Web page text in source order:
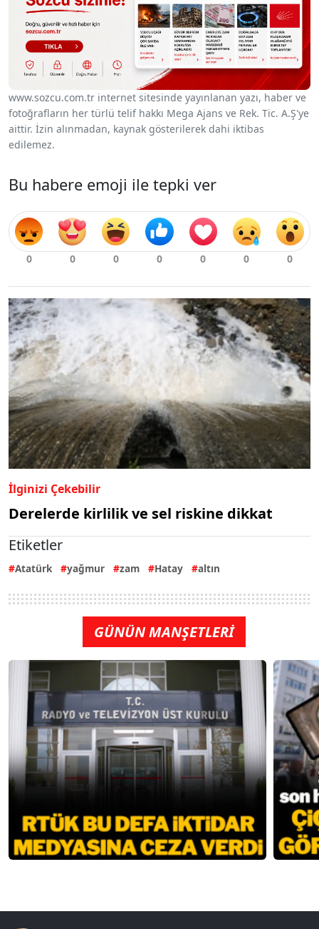
www.sozcu.com.tr internet sitesinde yayınlanan yazı, haber ve
fotoğrafların her türlü telif hakkı Mega Ajans ve Rek. Tic. A.Ş'ye
aittir. İzin alınmadan, kaynak gösterilerek dahi iktibas
edilemez.
Bu habere emoji ile tepki ver
İlginizi Çekebilir
Derelerde kirlilik ve sel riskine dikkat
Etiketler
Atatürk yağmur zam Hatay altın
GÜNÜN MANŞETLERİ